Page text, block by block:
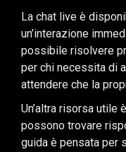
La chat live è
un’interazione
possibile risolvere
per chi necessita di
attendere che la
Un’altra risorsa utile
possono trovare
guida è pensata per